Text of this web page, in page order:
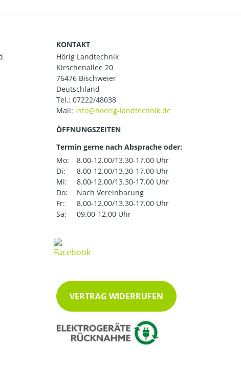
KONTAKT
Hörig Landtechnik
Kirschenallee 20
76476 Bischweier
Deutschland
Tel.: 07222/48038
Mail:
ÖFFNUNGSZEITEN
Termin gerne nach Absprache oder:
Mo:
8.00-12.00/13.30-17.00 Uhr
Di:
8.00-12.00/13.30-17.00 Uhr
Mi:
8.00-12.00/13.30-17.00 Uhr
Do:
Nach Vereinbarung
Fr:
8.00-12.00/13.30-17.00 Uhr
Sa:
09.00-12.00 Uhr
VERTRAG WIDERRUFEN